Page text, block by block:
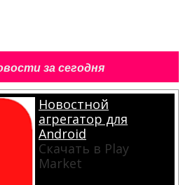
за сегодня
Новостной
агрегатор для
Android
Скачать в Play
Market